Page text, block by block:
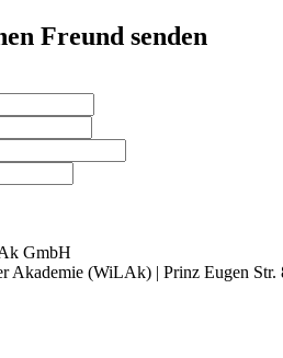
Freund senden
GmbH
Akademie (WiLAk) | Prinz Eugen